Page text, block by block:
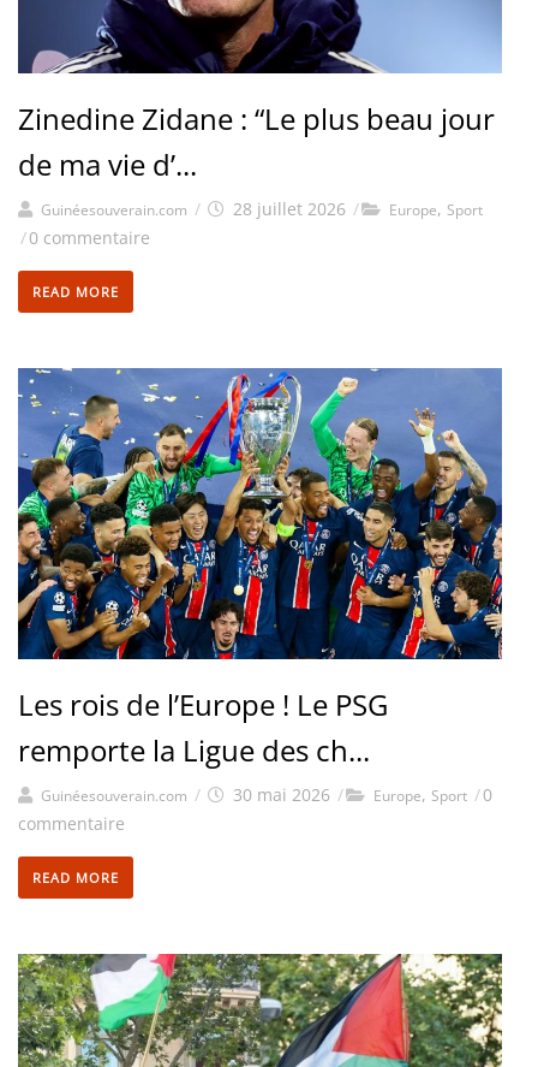
Zinedine Zidane : “Le plus beau jour
de ma vie d’...
Guinéesouverain.com / 28 juillet 2026 / Europe, Sport
/0 commentaire
READ MORE
Les rois de l’Europe ! Le PSG
remporte la Ligue des ch...
Guinéesouverain.com / 30 mai 2026 / Europe, Sport /0
commentaire
READ MORE